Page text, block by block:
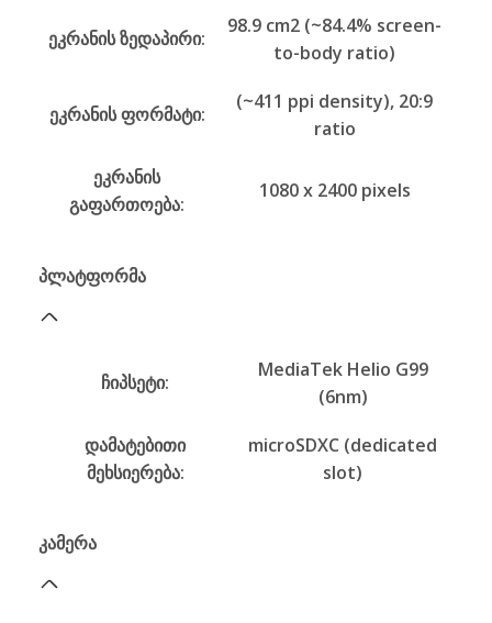
ეკრანის ზედაპირი:
98.9 cm2 (~84.4% screen-
to-body ratio)
ეკრანის ფორმატი:
(~411 ppi density), 20:9
ratio
ეკრანის
გაფართოება:
1080 x 2400 pixels
პლატფორმა
ჩიპსეტი:
MediaTek Helio G99
(6nm)
დამატებითი
მეხსიერება:
microSDXC (dedicated
slot)
კამერა